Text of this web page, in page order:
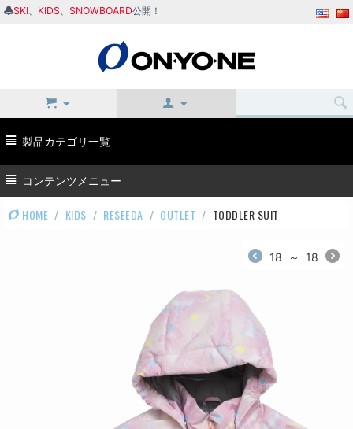
SKI KIDS SNOWBOARD公開！
製品カテゴリ一覧
コンテンツメニュー
HOME / KIDS / RESEEDA / OUTLET / TODDLER SUIT
18 ～ 18